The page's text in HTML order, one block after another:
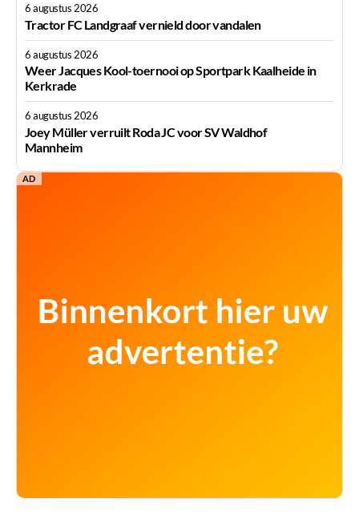
6 augustus 2026
Tractor FC Landgraaf vernield door vandalen
6 augustus 2026
Weer Jacques Kool-toernooi op Sportpark Kaalheide in
Kerkrade
6 augustus 2026
Joey Müller verruilt Roda JC voor SV Waldhof
Mannheim
AD